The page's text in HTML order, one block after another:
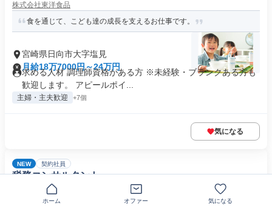
株式会社東洋食品
食を通じて、こども達の成長を支えるお仕事です。
宮崎県日向市大字塩見
月給18万7000円～24万円
求める人材 調理師資格がある方 ※未経験・ブランクある方も
歓迎します。 アピールポイ...
主婦・主夫歓迎 +7個
気になる
NEW 契約社員
税務コンサルタント
中村眞税理士事務所
[日向市]税務コンサルタント～地域に根差した税理士事務所／研修
ホーム オファー 気になる